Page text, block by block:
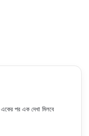
পর এক দেখা মিলবে